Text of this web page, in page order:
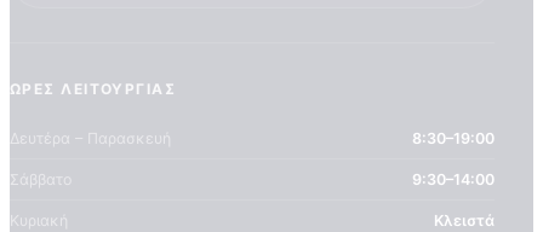
ΏΡΕΣ ΛΕΙΤΟΥΡΓΊΑΣ
Δευτέρα – Παρασκευή 8:30–19:00
Σάββατο 9:30–14:00
Κυριακή Κλειστά